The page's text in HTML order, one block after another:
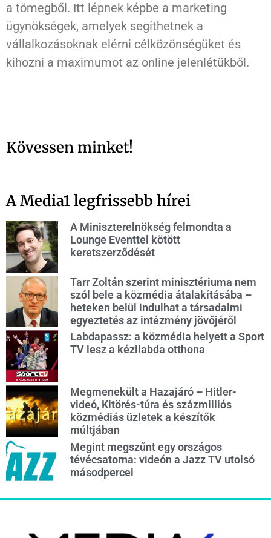
a tömegből. Itt lépnek képbe a marketing
ügynökségek, amelyek segíthetnek a
vállalkozásoknak elérni célközönségüket és
kihozni a maximumot az online jelenlétükből.
Kövessen minket!
A Media1 legfrissebb hírei
A Miniszterelnökség felmondta a
Lounge Eventtel kötött
keretszerződését
Tarr Zoltán szerint minisztériuma nem
szól bele a közmédia átalakításába –
heteken belül indulhat a társadalmi
egyeztetés az intézmény jövőjéről
Labdapassz: a közmédia helyett a Sport
TV lesz a kézilabda otthona
Megmenekült a Hazajáró – Hitler-
videó, Kitörés-túra és százmilliós
közmédiás üzletek a készítők
múltjában
Megint megszűnt egy országos
tévécsatorna: videón a Jazz TV utolsó
másodpercei